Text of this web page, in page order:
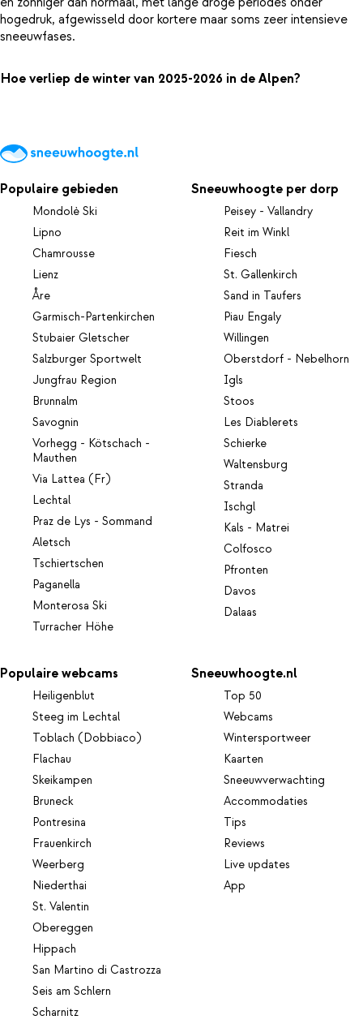
hogedruk, afgewisseld door kortere maar soms zeer intensieve
sneeuwfases.
Hoe verliep de winter van 2025-2026 in de Alpen?
Populaire gebieden
Mondolè Ski
Lipno
Chamrousse
Lienz
Åre
Garmisch-Partenkirchen
Stubaier Gletscher
Salzburger Sportwelt
Jungfrau Region
Brunnalm
Savognin
Vorhegg - Kötschach -
Mauthen
Via Lattea (Fr)
Lechtal
Praz de Lys - Sommand
Aletsch
Tschiertschen
Paganella
Monterosa Ski
Turracher Höhe
Sneeuwhoogte per dorp
Peisey - Vallandry
Reit im Winkl
Fiesch
St. Gallenkirch
Sand in Taufers
Piau Engaly
Willingen
Oberstdorf - Nebelhorn
Igls
Stoos
Les Diablerets
Schierke
Waltensburg
Stranda
Ischgl
Kals - Matrei
Colfosco
Pfronten
Davos
Dalaas
Populaire webcams
Heiligenblut
Steeg im Lechtal
Toblach (Dobbiaco)
Flachau
Skeikampen
Bruneck
Pontresina
Frauenkirch
Weerberg
Niederthai
St. Valentin
Obereggen
Hippach
San Martino di Castrozza
Seis am Schlern
Scharnitz
Sneeuwhoogte.nl
Top 50
Webcams
Wintersportweer
Kaarten
Sneeuwverwachting
Accommodaties
Tips
Reviews
Live updates
App